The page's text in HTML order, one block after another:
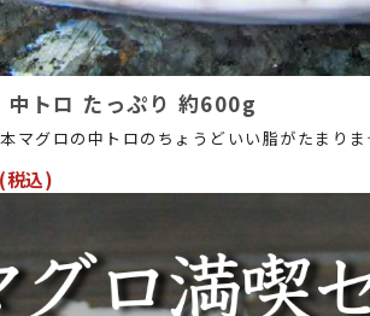
中トロ たっぷり 約600g
マグロの中トロのちょうどいい脂がたまり
込)